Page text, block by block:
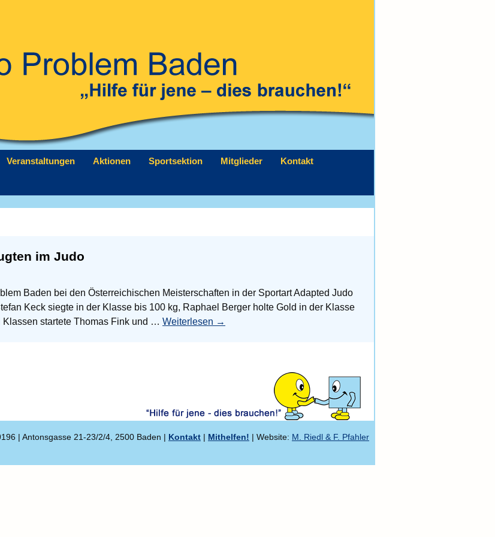
Veranstaltungen Aktionen Sportsektion Mitglieder Kontakt
im Judo
Baden bei den Österreichischen Meisterschaften in der Sportart Adapted Judo
Keck siegte in der Klasse bis 100 kg, Raphael Berger holte Gold in der Klasse
startete Thomas Fink und … Weiterlesen →
| Antonsgasse 21-23/2/4, 2500 Baden | Kontakt | Mithelfen! | Website: M. Riedl & F. Pfahler